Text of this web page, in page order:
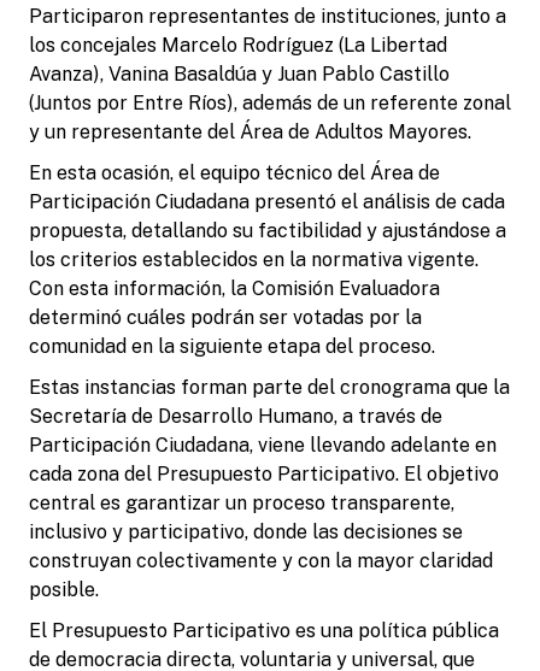
Participaron representantes de instituciones, junto a
los concejales Marcelo Rodríguez (La Libertad
Avanza), Vanina Basaldúa y Juan Pablo Castillo
(Juntos por Entre Ríos), además de un referente zonal
y un representante del Área de Adultos Mayores.
En esta ocasión, el equipo técnico del Área de
Participación Ciudadana presentó el análisis de cada
propuesta, detallando su factibilidad y ajustándose a
los criterios establecidos en la normativa vigente.
Con esta información, la Comisión Evaluadora
determinó cuáles podrán ser votadas por la
comunidad en la siguiente etapa del proceso.
Estas instancias forman parte del cronograma que la
Secretaría de Desarrollo Humano, a través de
Participación Ciudadana, viene llevando adelante en
cada zona del Presupuesto Participativo. El objetivo
central es garantizar un proceso transparente,
inclusivo y participativo, donde las decisiones se
construyan colectivamente y con la mayor claridad
posible.
El Presupuesto Participativo es una política pública
de democracia directa, voluntaria y universal, que